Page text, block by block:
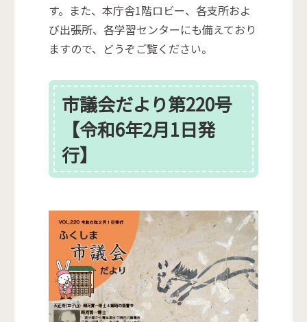
す。また、本庁舎1階ロビー、各支所およ
び出張所、各学習センターにも備えており
ますので、どうぞご覧ください。
市議会だより第220号
【令和6年2月1日発
行】